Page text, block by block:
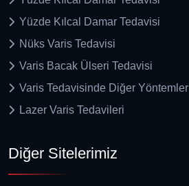
Yüzde Kılcal Damar Tedavisi
Nüks Varis Tedavisi
Varis Bacak Ülseri Tedavisi
Varis Tedavisinde Diğer Yöntemler
Lazer Varis Tedavileri
Diğer Sitelerimiz